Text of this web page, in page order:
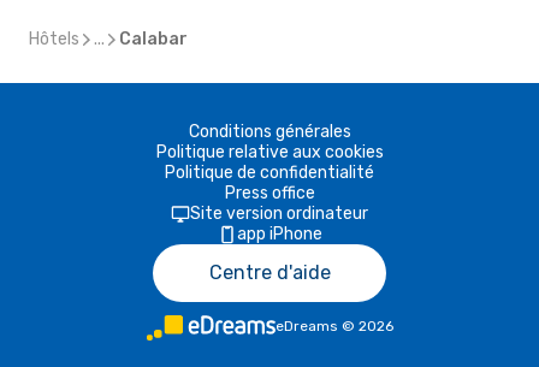
Hôtels ... Calabar
Conditions générales
Politique relative aux cookies
Politique de confidentialité
Press office
Site version ordinateur
app iPhone
Centre d'aide
eDreams © 2026